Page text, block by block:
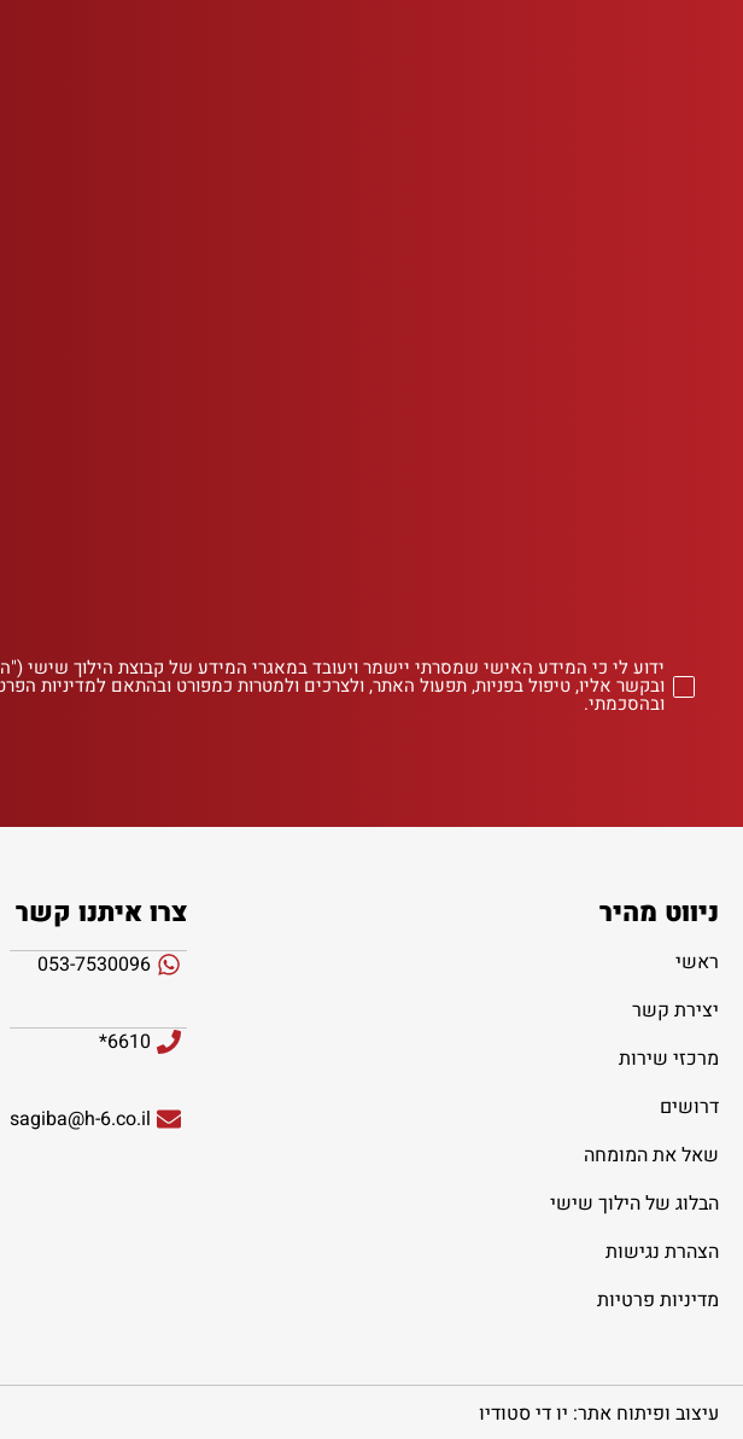
ידוע לי כי המידע האישי שמסרתי יישמר ויעובד במאגרי המידע של קבוצת הילוך שישי
ובקשר אליו, טיפול בפניות, תפעול האתר, ולצרכים ולמטרות כמפורט ובהתאם למדיניות
ובהסכמתי.
ניווט מהיר
ראשי
יצירת קשר
מרכזי שירות
דרושים
שאל את המומחה
הבלוג של הילוך שישי
הצהרת נגישות
מדיניות פרטיות
צרו איתנו קשר
053-7530096
6610*
sagiba@h-6.co.il
עיצוב ופיתוח אתר: יו די סטודיו